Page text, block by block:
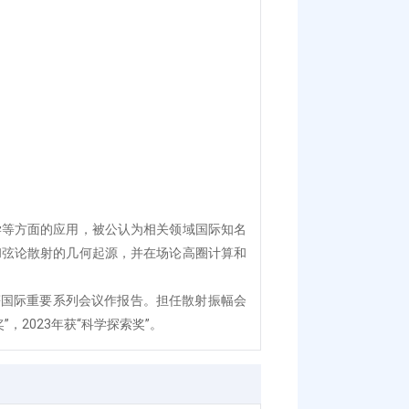
方面的应用，被公认为相关领域国际知名
论散射的几何起源，并在场论高圈计算和
际重要系列会议作报告。担任散射振幅会
2023年获“科学探索奖”。